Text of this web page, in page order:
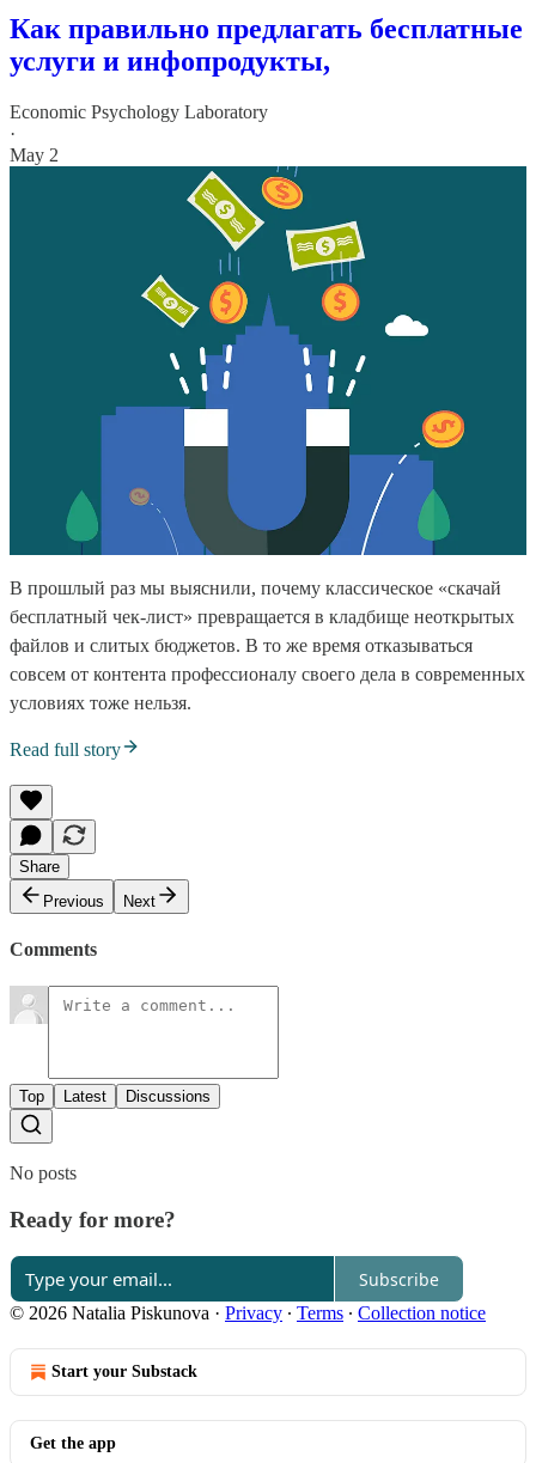
Как правильно предлагать бесплатные
услуги и инфопродукты,
Economic Psychology Laboratory
·
May 2
В прошлый раз мы выяснили, почему классическое «скачай
бесплатный чек-лист» превращается в кладбище неоткрытых
файлов и слитых бюджетов. В то же время отказываться
совсем от контента профессионалу своего дела в современных
условиях тоже нельзя.
Read full story
Share
Previous
Next
Comments
Top Latest Discussions
No posts
Ready for more?
Subscribe
© 2026 Natalia Piskunova · Privacy ∙ Terms ∙ Collection notice
Start your Substack
Get the app